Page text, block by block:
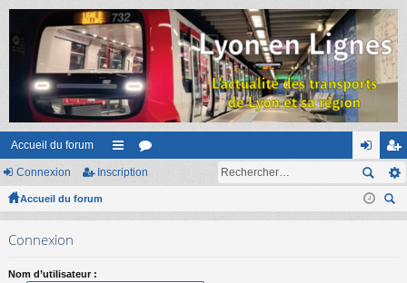
Accueil du forum
ac or on
ne
ns
cri
Connexion Inscription
Accueil du forum
ec
Connexion
Nom d’utilisateur :